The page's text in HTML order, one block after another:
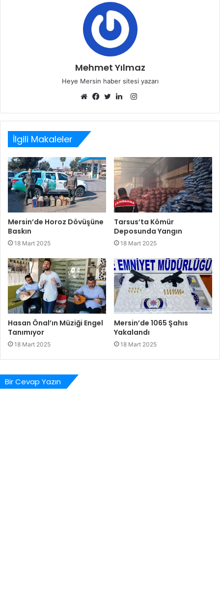
Mehmet Yılmaz
Heye Mersin haber sitesi yazarı
sitesi
Instagram
İlgili Makaleler
Mersin’de Horoz Dövüşüne
Baskın
18 Mart 2025
Tarsus’ta Kömür
Deposunda Yangın
18 Mart 2025
Hasan Önal’ın Müziği Engel
Tanımıyor
18 Mart 2025
Mersin’de 1065 Şahıs
Yakalandı
18 Mart 2025
Bir Cevap Yazın